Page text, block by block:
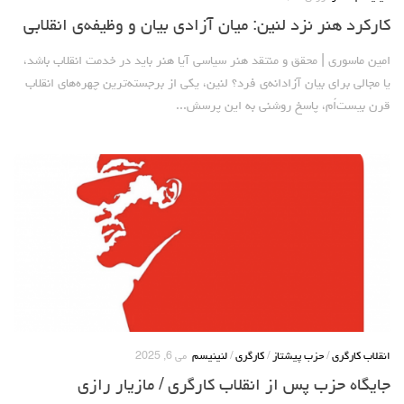
آمریکای لاتین
بحث
زنان
تئوری
کومله
کارکرد هنر نزد لنین: میان آزادی بیان و وظیفه‌ی انقلابی
امین ماسوری | محقق و منتقد هنر سیاسی آیا هنر باید در خدمت انقلاب باشد،
یا مجالی برای بیان آزادانه‌ی فرد؟ لنین، یکی از برجسته‌ترین چهره‌های انقلاب
قرن بیست‌اُم، پاسخ روشنی به این پرسش...
انقلاب کارگری / حزب پیشتاز / کارگری / لنینیسم می 6, 2025
جایگاه حزب پس از انقلاب کارگری / مازیار رازی